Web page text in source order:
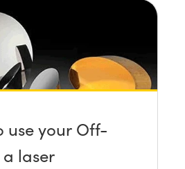
use your Off-
laser